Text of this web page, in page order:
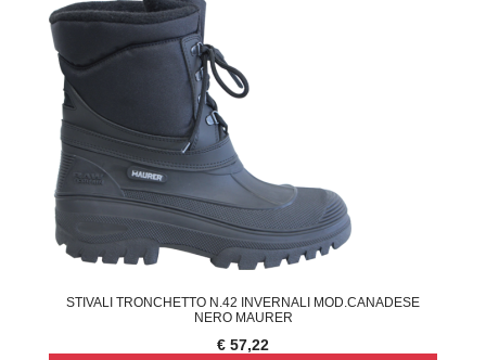
STIVALI TRONCHETTO N.42 INVERNALI MOD.CANADESE
NERO MAURER
€ 57,22